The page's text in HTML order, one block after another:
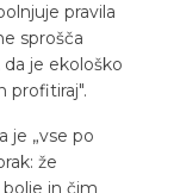
pravila
sprošča
je ekološko
profitiraj".
je „vse po
že
in čim